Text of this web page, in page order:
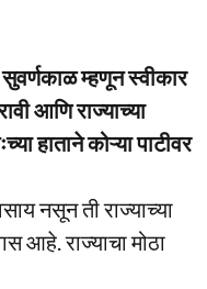
सुवर्णकाळ म्हणून स्वीकार
आणि राज्याच्या
हाताने कोऱ्या पाटीवर
नसून ती राज्याच्या
आहे. राज्याचा मोठा